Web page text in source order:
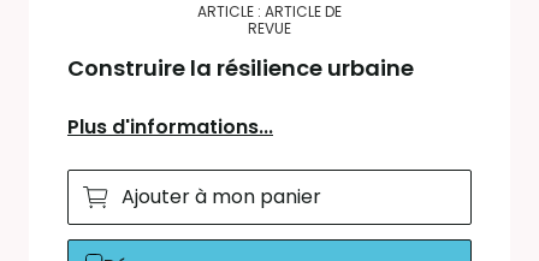
ARTICLE : ARTICLE DE
REVUE
Construire la résilience urbaine
Plus d'informations...
Ajouter à mon panier